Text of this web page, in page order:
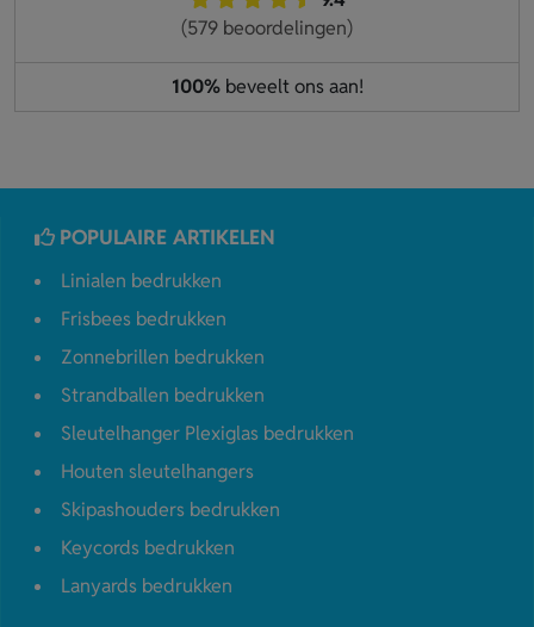
(579 beoordelingen)
100%beveelt ons aan!
POPULAIRE ARTIKELEN
Linialen bedrukken
Frisbees bedrukken
Zonnebrillen bedrukken
Strandballen bedrukken
Sleutelhanger Plexiglas bedrukken
Houten sleutelhangers
Skipashouders bedrukken
Keycords bedrukken
Lanyards bedrukken